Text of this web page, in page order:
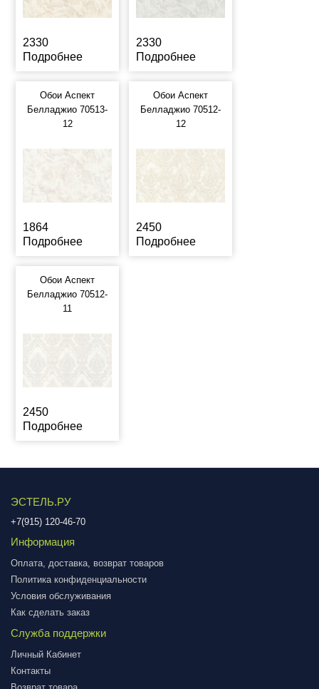
2330
Подробнее
2330
Подробнее
Обои Аспект
Белладжио 70513-
12
1864
Подробнее
Обои Аспект
Белладжио 70512-
12
2450
Подробнее
Обои Аспект
Белладжио 70512-
11
2450
Подробнее
ЭСТЕЛЬ.РУ
+7(915) 120-46-70
Информация
Оплата, доставка, возврат товаров
Политика конфиденциальности
Условия обслуживания
Как сделать заказ
Служба поддержки
Личный Кабинет
Контакты